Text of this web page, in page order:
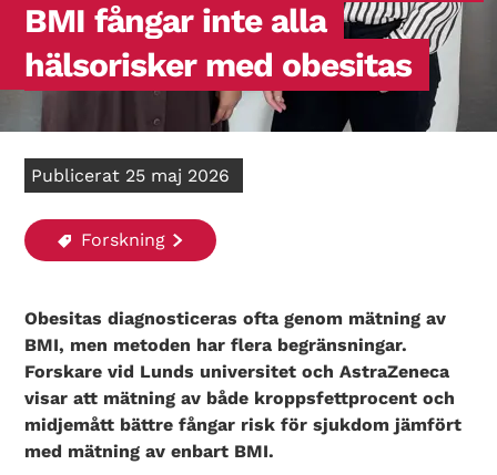
BMI fångar inte alla
hälsorisker med obesitas
Publicerat 25 maj 2026
Forskning
Obesitas diagnosticeras ofta genom mätning av
BMI, men metoden har flera begränsningar.
Forskare vid Lunds universitet och AstraZeneca
visar att mätning av både kroppsfettprocent och
midjemått bättre fångar risk för sjukdom jämfört
med mätning av enbart BMI.